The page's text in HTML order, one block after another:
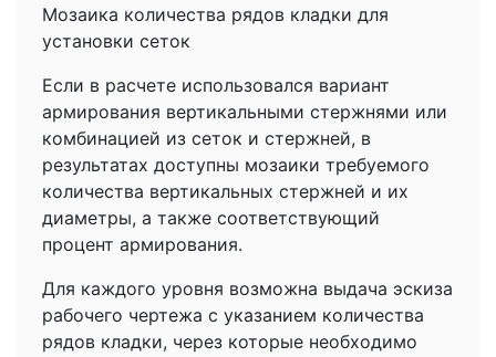
Мозаика количества рядов кладки для
установки сеток
Если в расчете использовался вариант
армирования вертикальными стержнями или
комбинацией из сеток и стержней, в
результатах доступны мозаики требуемого
количества вертикальных стержней и их
диаметры, а также соответствующий
процент армирования.
Для каждого уровня возможна выдача эскиза
рабочего чертежа с указанием количества
рядов кладки, через которые необходимо